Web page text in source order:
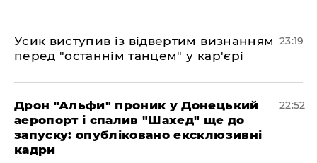
​Усик виступив із відвертим визнанням
перед "останнім танцем" у кар'єрі
23:19
​Дрон "Альфи" проник у Донецький
аеропорт і спалив "Шахед" ще до
запуску: опубліковано ексклюзивні
кадри
22:52